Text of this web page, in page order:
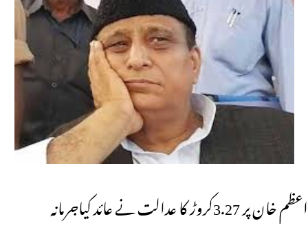
اعظم خان پر 3.27کروڑ کا عدالت نے عائد کیاجرمانہ